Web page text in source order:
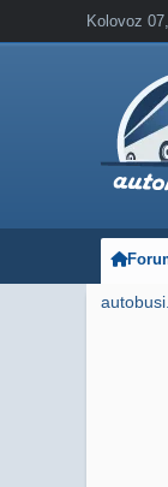
Kolovoz